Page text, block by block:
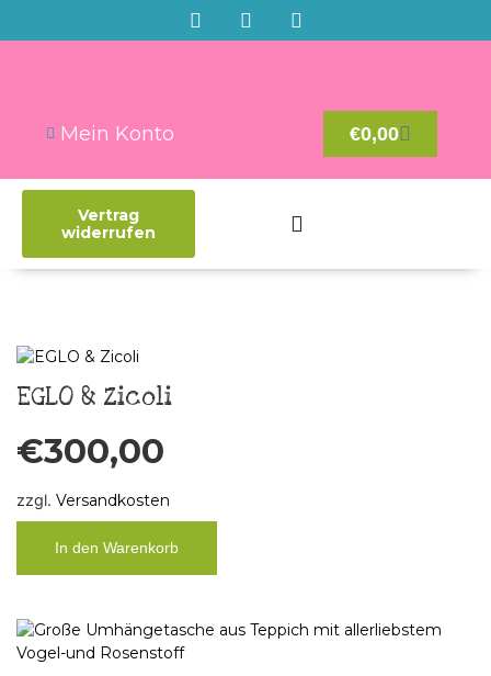
Mein Konto €0,00
Vertrag
widerrufen
EGLO & Zicoli
€300,00
zzgl. Versandkosten
In den Warenkorb